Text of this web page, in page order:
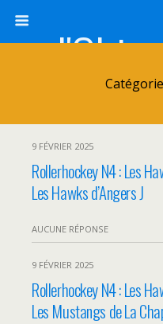
9 FÉVRIER 2025
Rollerhockey N4 : Les
Les Hawks d’Angers J
AUCUNE RÉPONSE
9 FÉVRIER 2025
Rollerhockey N4 : Les
Les Mustangs de La